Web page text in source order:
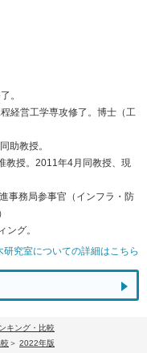
。
経営工学専攻修了。博士（工
助教授。
教授。2011年4月同教授、現
事務局参事官（インフラ・防
ング。
究室についての詳細はこちら
キング・比較
2022年版